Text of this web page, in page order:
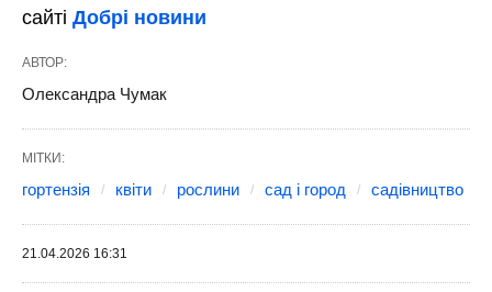
сайті Добрі новини
АВТОР:
Олександра Чумак
МІТКИ:
гортензія квіти рослини сад і город садівництво
21.04.2026 16:31